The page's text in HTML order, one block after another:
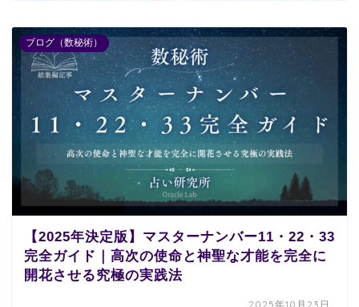
ブログ（数秘術）
【2025年決定版】マスターナンバー11・22・33
完全ガイド｜高次の使命と神聖な才能を完全に
開花させる究極の実践法
2025年10月23日